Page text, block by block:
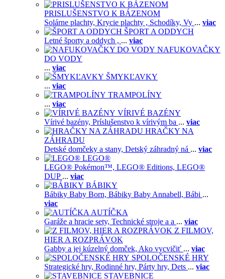
PRISLUŠENSTVO K BÁZENOM
Solárne plachty, Krycie plachty , Schodíky, Vy ... viac
ŠPORT A ODDYCH
Letné športy a oddych , ... viac
NAFUKOVAČKY
DO VODY
... viac
ŠMYKĽAVKY
... viac
TRAMPOLÍNY
... viac
VÍRIVÉ BAZÉNY
Vírivé bazény, Príslušenstvo k vírivým ba ... viac
HRAČKY NA
ZÁHRADU
Detské domčeky a stany, Detský záhradný ná ... viac
LEGO®
LEGO® Pokémon™, LEGO® Editions, LEGO®
DUP ... viac
BÁBIKY
Bábiky Baby Born, Bábiky Baby Annabell, Bábi ...
viac
AUTÍČKA
Garáže a hracie sety, Technické stroje a a ... viac
Z FILMOV,
HIER A ROZPRÁVOK
Gabby a jej kúzelný domček, Ako vycvičiť ... viac
SPOLOČENSKÉ HRY
Strategické hry, Rodinné hry, Párty hry, Dets ... viac
STAVEBNICE